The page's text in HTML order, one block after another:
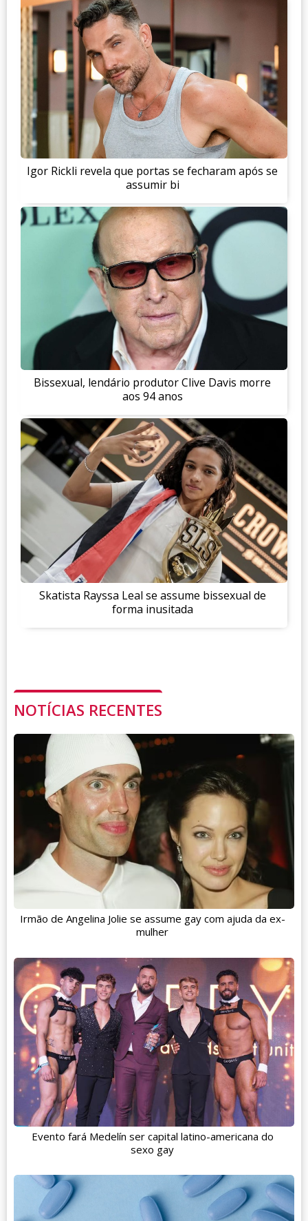
Igor Rickli revela que portas se fecharam após se
assumir bi
Bissexual, lendário produtor Clive Davis morre
aos 94 anos
Skatista Rayssa Leal se assume bissexual de
forma inusitada
NOTÍCIAS RECENTES
Irmão de Angelina Jolie se assume gay com ajuda da ex-
mulher
Evento fará Medelín ser capital latino-americana do
sexo gay